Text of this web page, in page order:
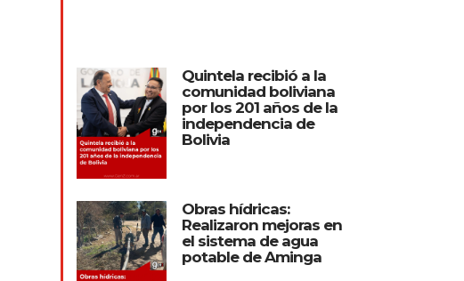
Quintela recibió a la
comunidad boliviana
por los 201 años de la
independencia de
Bolivia
Obras hídricas:
Realizaron mejoras en
el sistema de agua
potable de Aminga